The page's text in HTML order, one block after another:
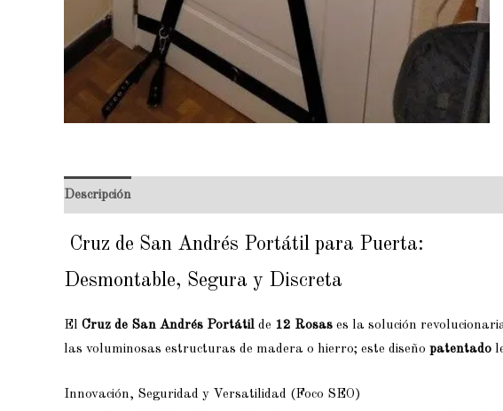
Descripción
Cruz de San Andrés Portátil para Puerta:
Desmontable, Segura y Discreta
El Cruz de San Andrés Portátil de 12 Rosas es la solución
las voluminosas estructuras de madera o hierro; este diseño patentado
Innovación, Seguridad y Versatilidad (Foco SEO)